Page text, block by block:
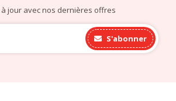
à jour avec nos dernières offres
S'abonner